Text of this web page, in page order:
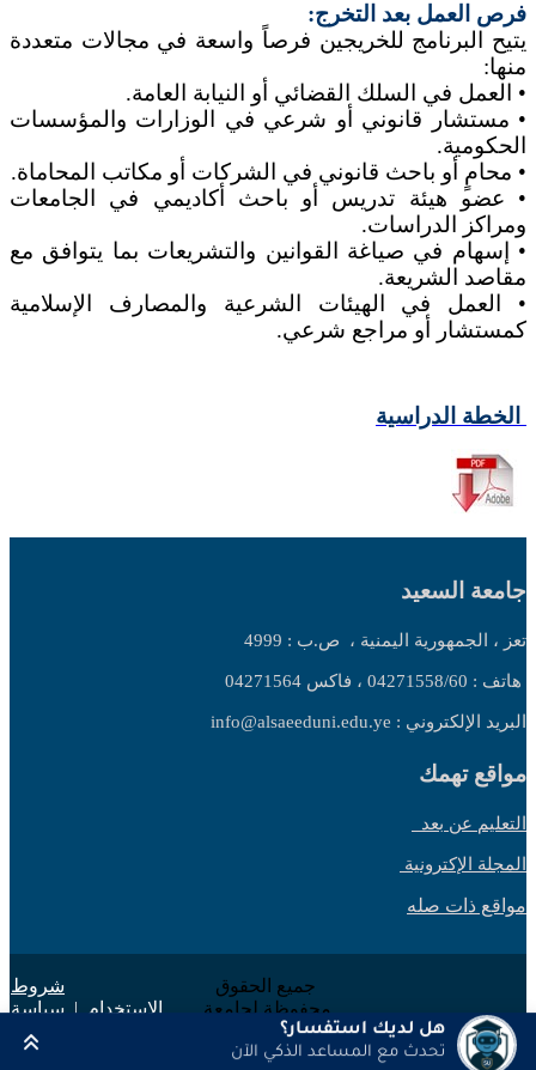
هل لديك استفسار؟
تحدث مع المساعد الذكي الآن
فرص العمل بعد التخرج:
يتيح البرنامج للخريجين فرصاً واسعة في مجالات متعددة
منها:
• العمل في السلك القضائي أو النيابة العامة.
• مستشار قانوني أو شرعي في الوزارات والمؤسسات
الحكومية.
• محامٍ أو باحث قانوني في الشركات أو مكاتب المحاماة.
• عضو هيئة تدريس أو باحث أكاديمي في الجامعات
ومراكز الدراسات.
• إسهام في صياغة القوانين والتشريعات بما يتوافق مع
مقاصد الشريعة.
• العمل في الهيئات الشرعية والمصارف الإسلامية
كمستشار أو مراجع شرعي.
الخطة الدراسية
جامعة السعيد
تعز ، الجمهورية اليمنية ، ص.ب : 4999
هاتف : 04271558/60 ، فاكس 04271564
البريد الإلكتروني : info@alsaeeduni.edu.ye
مواقع تهمك
التعليم عن بعد
المجلة الإكترونية
مواقع ذات صله
جميع الحقوق
محفوظة لجامعة
السعيد 2025 ©
شروط
الاستخدام | سياسة
الخصوصية